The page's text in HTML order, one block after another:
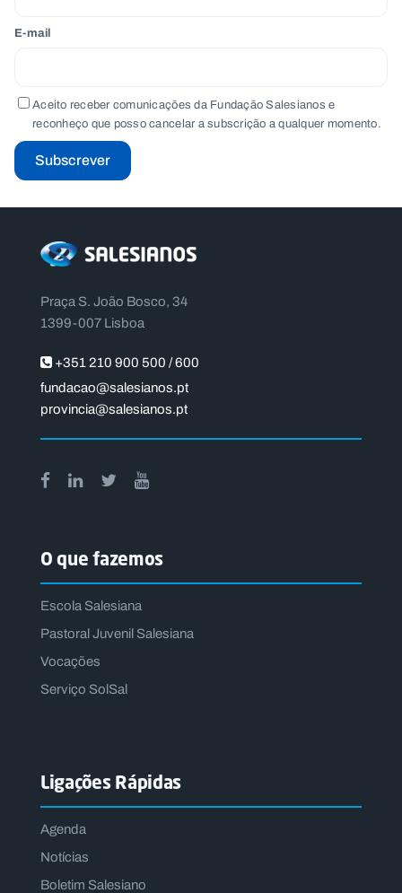
E-mail
Aceito receber comunicações da Fundação Salesianos e
reconheço que posso cancelar a subscrição a qualquer momento.
Subscrever
Praça S. João Bosco, 34
1399-007 Lisboa
+351 210 900 500 / 600
fundacao@salesianos.pt
provincia@salesianos.pt
O que fazemos
Escola Salesiana
Pastoral Juvenil Salesiana
Vocações
Serviço SolSal
Ligações Rápidas
Agenda
Notícias
Boletim Salesiano